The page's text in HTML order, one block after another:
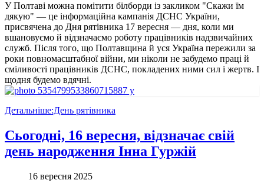
У Полтаві можна помітити білборди із закликом "Скажи їм
дякую" — це інформаційна кампанія ДСНС України,
присвячена до Дня рятівника 17 вересня — дня, коли ми
вшановуємо й відзначаємо роботу працівників надзвичайних
служб. Після того, що Полтавщина й уся Україна пережили за
роки повномасштабної війни, ми ніколи не забудемо праці й
сміливості працівників ДСНС, покладених ними сил і жертв. І
щодня будемо вдячні.
Детальніше:День рятівника
Сьогодні, 16 вересня, відзначає свій
день народження Інна Гуржій
16 вересня 2025